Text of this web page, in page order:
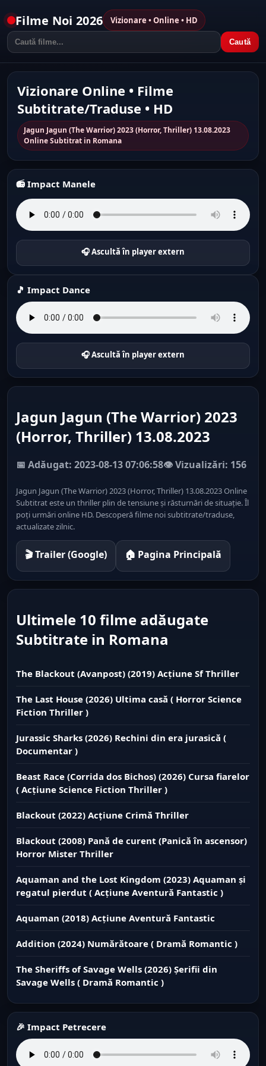
Filme Noi 2026 Vizionare • Online • HD
Caută
Vizionare Online • Filme
Subtitrate/Traduse • HD
Jagun Jagun (The Warrior) 2023 (Horror, Thriller) 13.08.2023
Online Subtitrat in Romana
📻 Impact Manele
🎧 Ascultă în player extern
🎵 Impact Dance
🎧 Ascultă în player extern
Jagun Jagun (The Warrior) 2023
(Horror, Thriller) 13.08.2023
📅 Adăugat: 2023-08-13 07:06:58👁️ Vizualizări: 156
Jagun Jagun (The Warrior) 2023 (Horror, Thriller) 13.08.2023 Online
Subtitrat este un thriller plin de tensiune și răsturnări de situație. Îl
poți urmări online HD. Descoperă filme noi subtitrate/traduse,
actualizate zilnic.
🎬 Trailer (Google) 🏠 Pagina Principală
Ultimele 10 filme adăugate
Subtitrate in Romana
The Blackout (Avanpost) (2019) Acțiune Sf Thriller
The Last House (2026) Ultima casă ( Horror Science
Fiction Thriller )
Jurassic Sharks (2026) Rechini din era jurasică (
Documentar )
Beast Race (Corrida dos Bichos) (2026) Cursa fiarelor
( Acțiune Science Fiction Thriller )
Blackout (2022) Acțiune Crimă Thriller
Blackout (2008) Pană de curent (Panică în ascensor)
Horror Mister Thriller
Aquaman and the Lost Kingdom (2023) Aquaman și
regatul pierdut ( Acțiune Aventură Fantastic )
Aquaman (2018) Acțiune Aventură Fantastic
Addition (2024) Numărătoare ( Dramă Romantic )
The Sheriffs of Savage Wells (2026) Șerifii din
Savage Wells ( Dramă Romantic )
🎉 Impact Petrecere